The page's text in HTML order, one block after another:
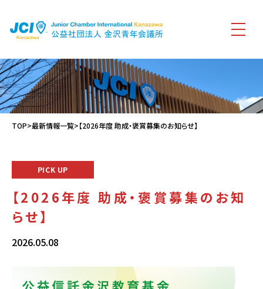
TOP>最新情報一覧>【2026年度 助成・褒賞募集のお知らせ】
PICK UP
【2026年度 助成・褒賞募集のお知
らせ】
2026.05.08